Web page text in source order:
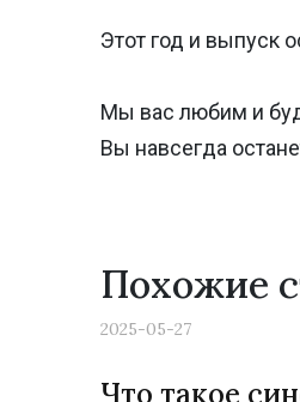
Этот год и выпуск
Мы вас любим и
Вы навсегда
Похожие
2025-05-27
Что такое